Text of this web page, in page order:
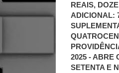
REAIS,
ADICIONAL:
2025 - ABRE
SETENTA E